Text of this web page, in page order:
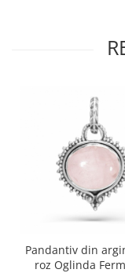
Pandantiv din
roz Oglinda